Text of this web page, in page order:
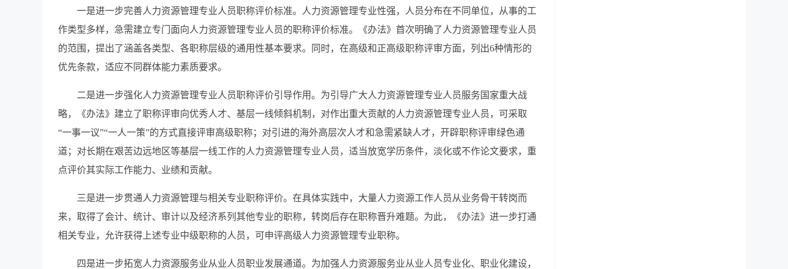
一是进一步完善人力资源管理专业人员职称评价标准。人力资源管理专业性强，人员分布在不同单位，从事的工
作类型多样，急需建立专门面向人力资源管理专业人员的职称评价标准。《办法》首次明确了人力资源管理专业人员
的范围，提出了涵盖各类型、各职称层级的通用性基本要求。同时，在高级和正高级职称评审方面，列出6种情形的
优先条款，适应不同群体能力素质要求。
二是进一步强化人力资源管理专业人员职称评价引导作用。为引导广大人力资源管理专业人员服务国家重大战
略，《办法》建立了职称评审向优秀人才、基层一线倾斜机制，对作出重大贡献的人力资源管理专业人员，可采取
“一事一议”“一人一策”的方式直接评审高级职称；对引进的海外高层次人才和急需紧缺人才，开辟职称评审绿色通
道；对长期在艰苦边远地区等基层一线工作的人力资源管理专业人员，适当放宽学历条件，淡化或不作论文要求，重
点评价其实际工作能力、业绩和贡献。
三是进一步贯通人力资源管理与相关专业职称评价。在具体实践中，大量人力资源工作人员从业务骨干转岗而
来，取得了会计、统计、审计以及经济系列其他专业的职称，转岗后存在职称晋升难题。为此，《办法》进一步打通
相关专业，允许获得上述专业中级职称的人员，可申评高级人力资源管理专业职称。
四是进一步拓宽人力资源服务业从业人员职业发展通道。为加强人力资源服务业从业人员专业化、职业化建设，